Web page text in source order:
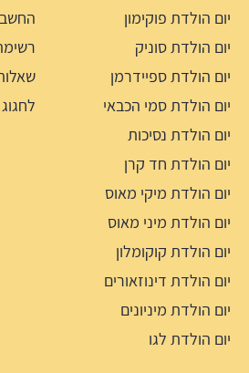
יום הולדת פוקימון
יום הולדת סוניק
יום הולדת ספיידרמן
יום הולדת סמי הכבאי
יום הולדת נסיכות
יום הולדת חד קרן
יום הולדת מיקי מאוס
יום הולדת מיני מאוס
יום הולדת קוקומלון
יום הולדת דינוזאורים
יום הולדת מיניונים
יום הולדת לגו